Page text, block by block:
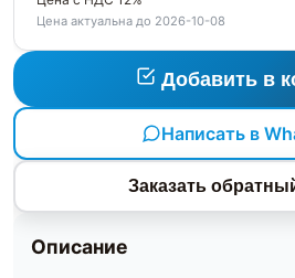
Цена актуальна до 2026-10-08
Добавить в
Написать в
Заказать
Описание